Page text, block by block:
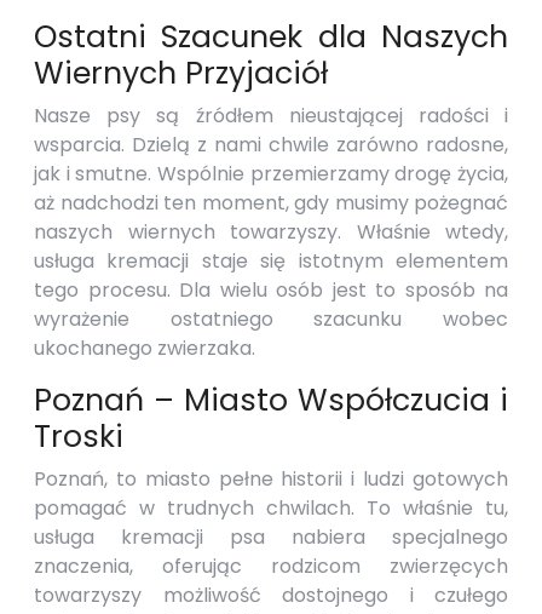
Ostatni Szacunek dla Naszych
Wiernych Przyjaciół
Nasze psy są źródłem nieustającej radości i
wsparcia. Dzielą z nami chwile zarówno radosne,
jak i smutne. Wspólnie przemierzamy drogę życia,
aż nadchodzi ten moment, gdy musimy pożegnać
naszych wiernych towarzyszy. Właśnie wtedy,
usługa kremacji staje się istotnym elementem
tego procesu. Dla wielu osób jest to sposób na
wyrażenie ostatniego szacunku wobec
ukochanego zwierzaka.
Poznań – Miasto Współczucia i
Troski
Poznań, to miasto pełne historii i ludzi gotowych
pomagać w trudnych chwilach. To właśnie tu,
usługa kremacji psa nabiera specjalnego
znaczenia, oferując rodzicom zwierzęcych
towarzyszy możliwość dostojnego i czułego